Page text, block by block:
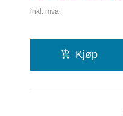
inkl. mva.
Kjøp